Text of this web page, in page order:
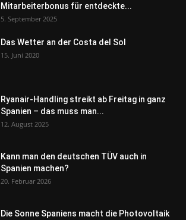
Mitarbeiterbonus für entdeckte...
5. September 2025
Das Wetter an der Costa del Sol
15. Juni 2020
Ryanair-Handling streikt ab Freitag in ganz
Spanien – das muss man...
12. August 2025
Kann man den deutschen TÜV auch in
Spanien machen?
20. Februar 2026
Die Sonne Spaniens macht die Photovoltaik